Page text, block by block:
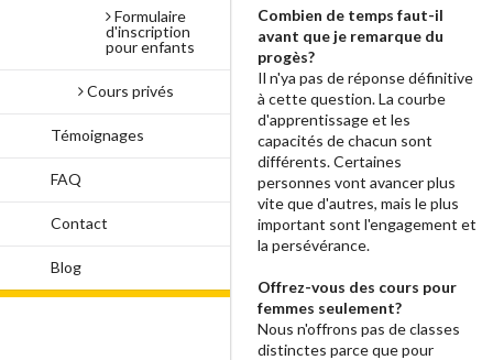
Formulaire
d'inscription
pour enfants
Cours privés
Témoignages
FAQ
Contact
Blog
Combien de temps faut-il
avant que je remarque du
progès?
Il n'ya pas de réponse définitive
à cette question. La courbe
d'apprentissage et les
capacités de chacun sont
différents. Certaines
personnes vont avancer plus
vite que d'autres, mais le plus
important sont l'engagement et
la persévérance.
Offrez-vous des cours pour
femmes seulement?
Nous n'offrons pas de classes
distinctes parce que pour